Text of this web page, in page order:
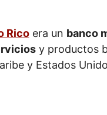
Ricoera un banco
y productos
y Estados